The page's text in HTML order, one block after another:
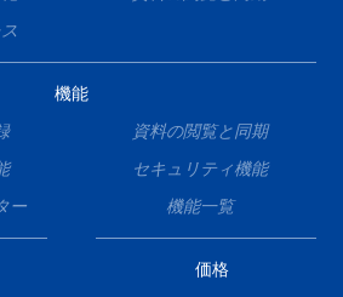
機能
資料の閲覧と同期
セキュリティ機能
ー
機能一覧
価格